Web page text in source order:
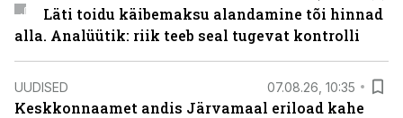
Läti toidu käibemaksu alandamine tõi hinnad
alla. Analüütik: riik teeb seal tugevat kontrolli
UUDISED 07.08.26, 10:35
Keskkonnaamet andis Järvamaal eriload kahe